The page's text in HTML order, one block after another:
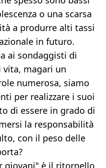
o una scarsa
a produrre alti tassi
in futuro.
ai sondaggisti di
magari un
numerosa, siamo
per realizzare i suoi
di essere in grado di
la responsabilità
con il peso delle
giovani" è il ritornello